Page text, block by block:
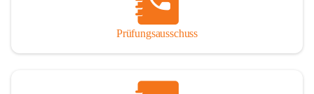
Prüfungsausschuss